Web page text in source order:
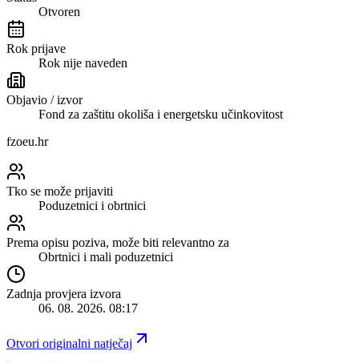
Otvoren
Rok prijave
Rok nije naveden
Objavio / izvor
Fond za zaštitu okoliša i energetsku učinkovitost
fzoeu.hr
Tko se može prijaviti
Poduzetnici i obrtnici
Prema opisu poziva, može biti relevantno za
Obrtnici i mali poduzetnici
Zadnja provjera izvora
06. 08. 2026. 08:17
Otvori originalni natječaj